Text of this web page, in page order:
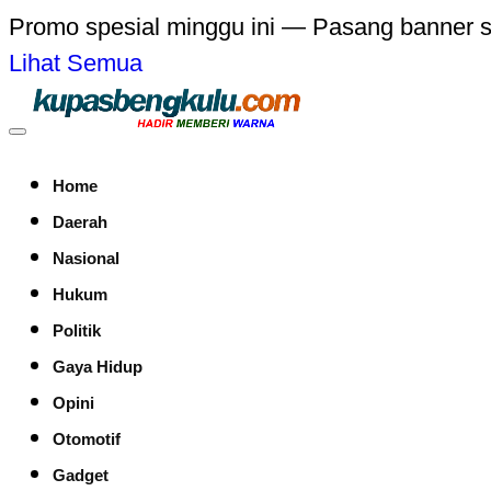
Promo spesial minggu ini — Pasang banner
Lihat Semua
Home
Daerah
Nasional
Hukum
Politik
Gaya Hidup
Opini
Otomotif
Gadget